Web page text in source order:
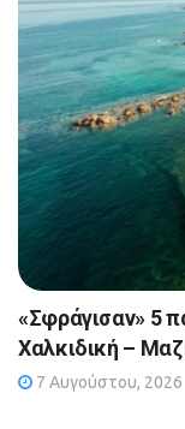
«Σφράγισαν» 5
Χαλκιδική –
7 Αυγούστου, 2026